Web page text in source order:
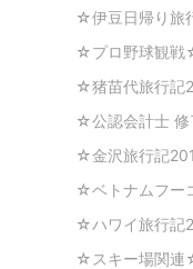
☆伊豆日帰り旅
☆プロ野球観戦
☆猪苗代旅行
☆公認会計士
☆金沢旅行記
☆ベトナムフー
☆ハワイ旅行記
☆スキー場関